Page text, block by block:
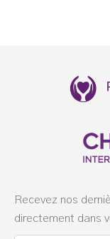
Recevez nos
directement dans